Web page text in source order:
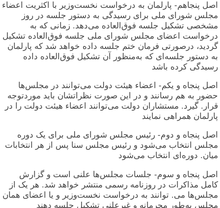
اصل پنجاهم- پارلمان به درخواست نخست‌وزیر با اکثریت اعضاء
مجلس شورای ملی برای رسیدگی به دستور جلسه در روز
مشخصی تشکیل جلسه فوق‌العاده می‌دهد. زمانی که به
درخواست اعضای مجلس شورای ملی جلسه فوق‌العاده تشکیل
گردید، درصورتی فرمان ختم جلسه داده خواهد شد که پارلمان
به دستور جلسه‌ای که به‌منظور آن تشکیل فوق‌العاده داده
رسیدگی کرده باشد
اصل پنجاه و یکم- اعضاء هیئت دولت می‌توانند در مجلس‌ها
حضور به هم رسانند و در این صورت نظراتشان باید موردتوجه
قرار. گیرد. مستشاران دولت می‌توانند اعضاء هیئت دولت را در
پارلمان همراهی نمایند
اصل پنجاه و دوم- رئیس مجلس شورای ملی برای یک دوره
مجلس انتخاب می‌شود و رئیس مجلس سنا پس از هر انتخابات
میان. دوره‌ای انتخاب می‌شود
اصل پنجاه و سوم- جلسات مجلس‌ها علنی است و گزارش
کامل مذاکرات در روزنامه رسمی منتشر خواهد شد. هر یک از
مجلس‌ها می. توانند به درخواست نخست‌وزیر و یا اعضای همان
مجلس به‌طور محرمانه و غیرعلنی تشکیل جلسه دهند